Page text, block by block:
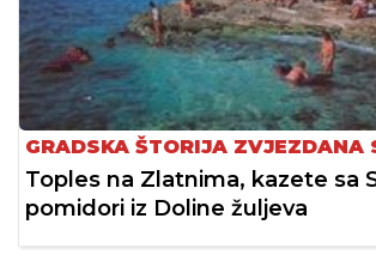
GRADSKA ŠTORIJA ZVJEZDANA
Toples na Zlatnima, kazete sa
pomidori iz Doline žuljeva